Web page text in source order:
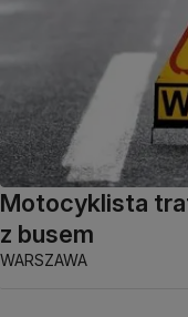
Motocyklista
z busem
WARSZAWA